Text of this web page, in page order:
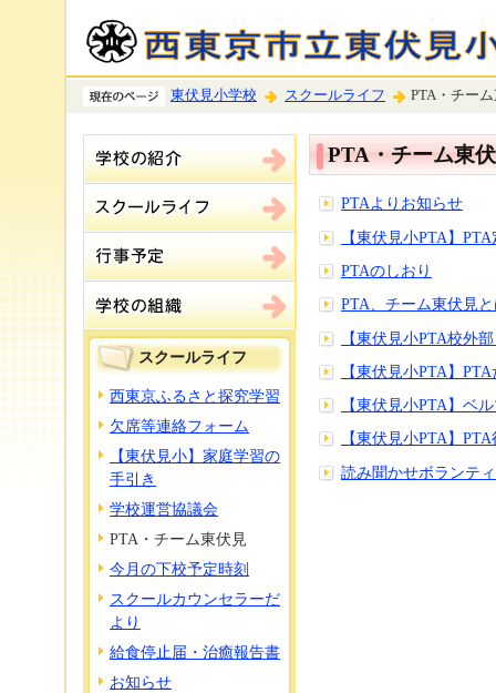
東伏見小学校 スクールライフ PTA・チー
スクールライフ
西東京ふるさと探究学習
欠席等連絡フォーム
【東伏見小】家庭学習の
手引き
学校運営協議会
PTA・チーム東伏見
今月の下校予定時刻
スクールカウンセラーだ
より
給食停止届・治癒報告書
お知らせ
PTA・チーム東
PTAよりお知らせ
【東伏見小PTA】
PTAのしおり
PTA、チーム東伏見
【東伏見小PTA校外
【東伏見小PTA】
【東伏見小PTA】ベ
【東伏見小PTA】
読み聞かせボランテ